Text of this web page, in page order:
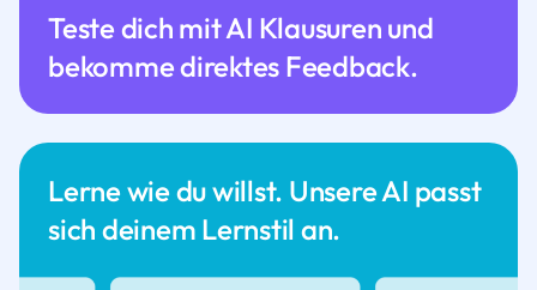
Lerne wie du willst. Unsere AI passt
sich deinem Lernstil an.
Teste dich mit AI Klausuren und
bekomme direktes Feedback.